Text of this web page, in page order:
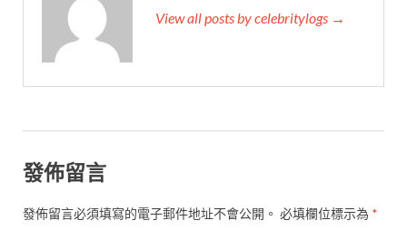
View all posts by celebritylogs →
發佈留言
發佈留言必須填寫的電子郵件地址不會公開。 必填欄位標示為 *